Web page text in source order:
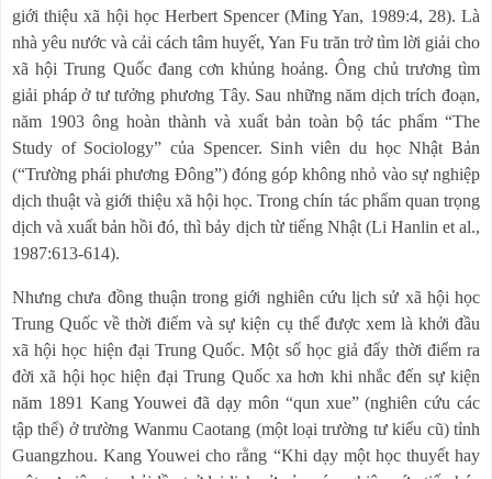
giới thiệu xã hội học Herbert Spencer (Ming Yan, 1989:4, 28). Là
nhà yêu nước và cải cách tâm huyết, Yan Fu trăn trở tìm lời giải cho
xã hội Trung Quốc đang cơn khủng hoảng. Ông chủ trương tìm
giải pháp ở tư tưởng phương Tây. Sau những năm dịch trích đoạn,
năm 1903 ông hoàn thành và xuất bản toàn bộ tác phẩm “The
Study of Sociology” của Spencer. Sinh viên du học Nhật Bản
(“Trường phái phương Đông”) đóng góp không nhỏ vào sự nghiệp
dịch thuật và giới thiệu xã hội học. Trong chín tác phẩm quan trọng
dịch và xuất bản hồi đó, thì bảy dịch từ tiếng Nhật (Li Hanlin et al.,
1987:613-614).
Nhưng chưa đồng thuận trong giới nghiên cứu lịch sử xã hội học
Trung Quốc về thời điểm và sự kiện cụ thể được xem là khởi đầu
xã hội học hiện đại Trung Quốc. Một số học giả đẩy thời điểm ra
đời xã hội học hiện đại Trung Quốc xa hơn khi nhắc đến sự kiện
năm 1891 Kang Youwei đã dạy môn “qun xue” (nghiên cứu các
tập thể) ở trường Wanmu Caotang (một loại trường tư kiểu cũ) tỉnh
Guangzhou. Kang Youwei cho rằng “Khi dạy một học thuyết hay